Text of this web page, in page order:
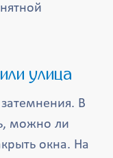
улица
В
можно ли
окна. На